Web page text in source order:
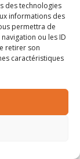
des technologies
informations des
permettra de
ou les ID
retirer son
caractéristiques